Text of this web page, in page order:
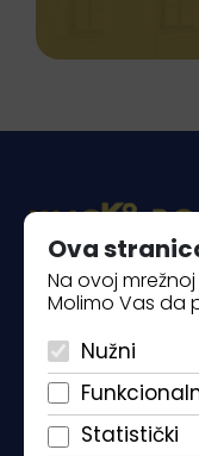
Ova
Na ovoj
Molimo Vas da
Nužni
Statistički
Piantade 41,
+385 98 184